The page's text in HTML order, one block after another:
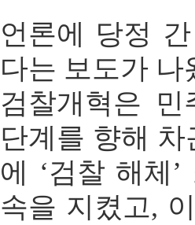
언론에 당정
다는 보도가 나
검찰개혁은
단계를 향해
에 ‘검찰 해체
속을 지켰고,